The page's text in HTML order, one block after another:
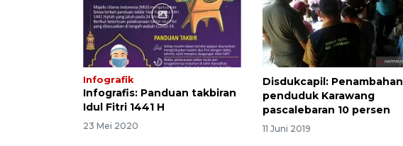
Infografik
Infografis: Panduan takbiran
Idul Fitri 1441 H
23 Mei 2020
Disdukcapil: Penambahan
penduduk Karawang
pascalebaran 10 persen
11 Juni 2019